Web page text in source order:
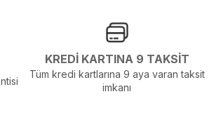
KREDİ KARTINA 9 TAKSİT
Tüm kredi kartlarına 9 aya varan taksit
imkanı